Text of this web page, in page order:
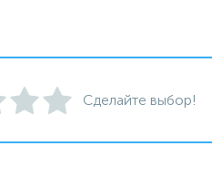
Сделайте выбор!